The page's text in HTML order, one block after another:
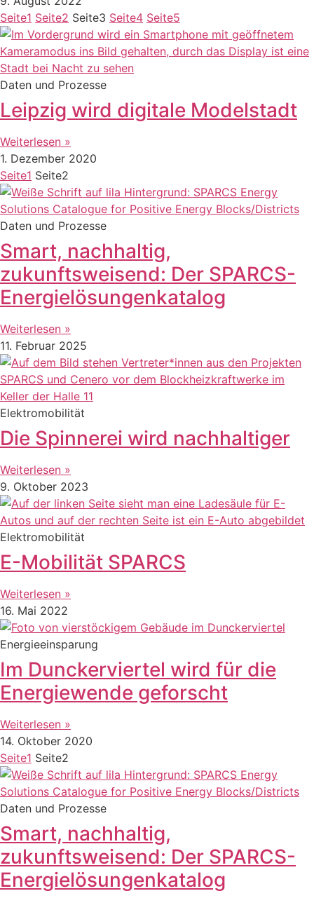
Seite1 Seite2 Seite3 Seite4 Seite5
Daten und Prozesse
Leipzig wird digitale Modelstadt
Weiterlesen »
1. Dezember 2020
Seite1 Seite2
Daten und Prozesse
Smart, nachhaltig,
zukunftsweisend: Der SPARCS-
Energielösungenkatalog
Weiterlesen »
11. Februar 2025
Elektromobilität
Die Spinnerei wird nachhaltiger
Weiterlesen »
9. Oktober 2023
Elektromobilität
E-Mobilität SPARCS
Weiterlesen »
16. Mai 2022
Energieeinsparung
Im Dunckerviertel wird für die
Energiewende geforscht
Weiterlesen »
14. Oktober 2020
Seite1 Seite2
Daten und Prozesse
Smart, nachhaltig,
zukunftsweisend: Der SPARCS-
Energielösungenkatalog